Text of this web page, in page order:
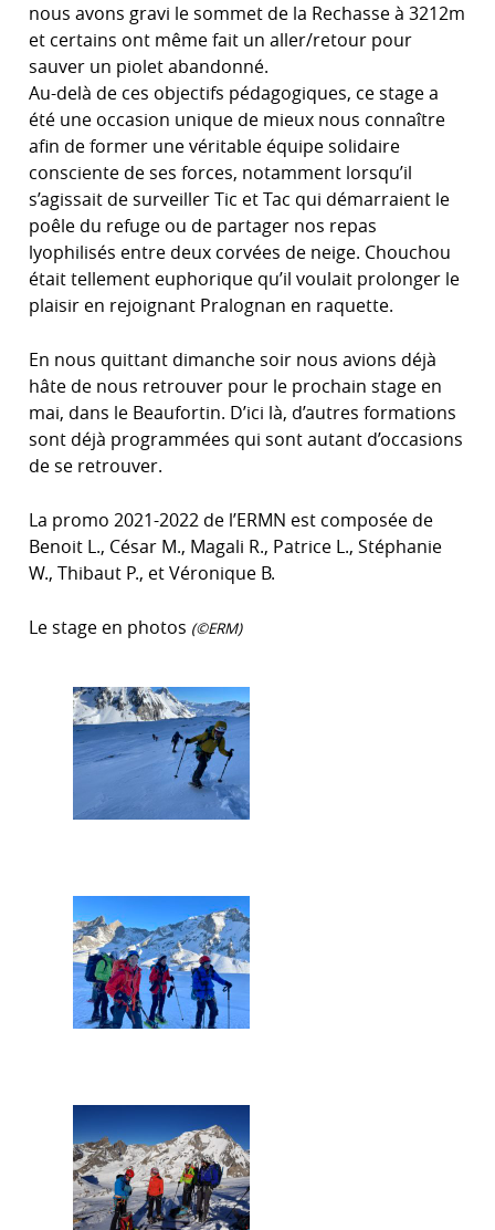
nous avons gravi le sommet de la Rechasse à 3212m
et certains ont même fait un aller/retour pour
sauver un piolet abandonné.
Au-delà de ces objectifs pédagogiques, ce stage a
été une occasion unique de mieux nous connaître
afin de former une véritable équipe solidaire
consciente de ses forces, notamment lorsqu’il
s’agissait de surveiller Tic et Tac qui démarraient le
poêle du refuge ou de partager nos repas
lyophilisés entre deux corvées de neige. Chouchou
était tellement euphorique qu’il voulait prolonger le
plaisir en rejoignant Pralognan en raquette.
En nous quittant dimanche soir nous avions déjà
hâte de nous retrouver pour le prochain stage en
mai, dans le Beaufortin. D’ici là, d’autres formations
sont déjà programmées qui sont autant d’occasions
de se retrouver.
La promo 2021-2022 de l’ERMN est composée de
Benoit L., César M., Magali R., Patrice L., Stéphanie
W., Thibaut P., et Véronique B.
Le stage en photos (©ERM)